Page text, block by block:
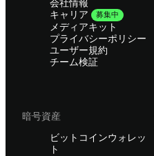
会社情報
キャリア
募集中
メディアキット
プライバシーポリシー
ユーザー規約
チーム検証
暗号資産
ビットコインウォレッ
ト